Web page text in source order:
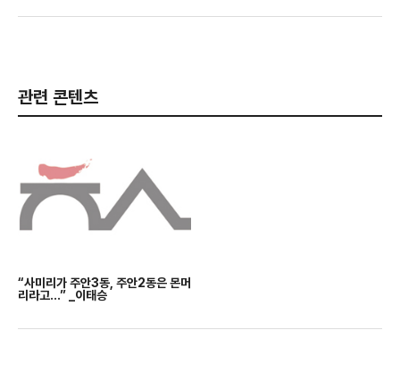
관련 콘텐츠
“사미리가 주안3동, 주안2동은 몬머
리라고…” _이태승